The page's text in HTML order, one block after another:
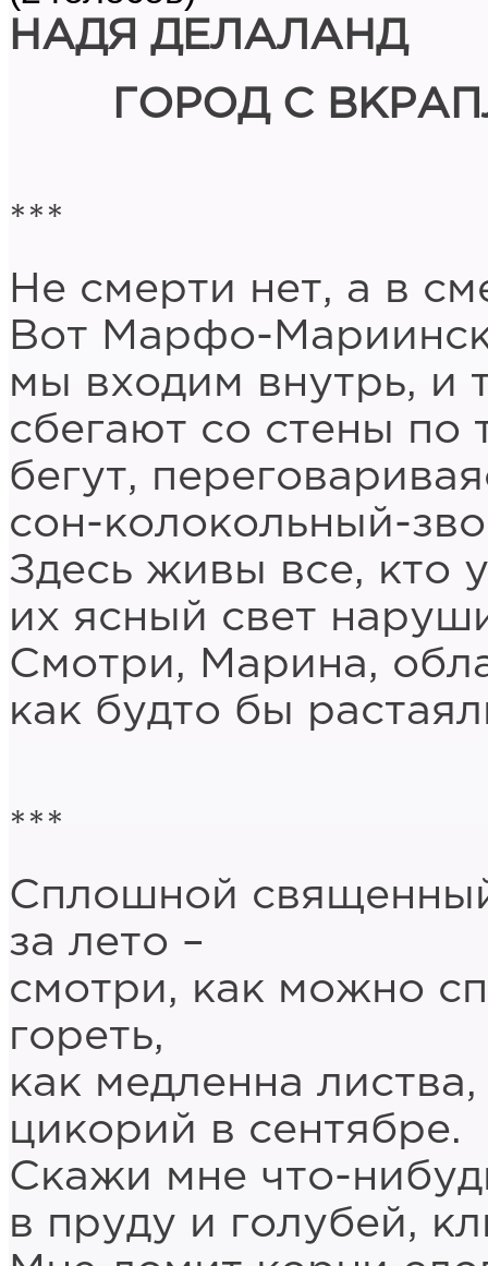
НАДЯ ДЕЛАЛАНД
ГОРОД С
***
Не смерти нет, а в
Вот Марфо-
мы входим внутрь, и
сбегают со стены по
бегут,
сон-колокольный-
Здесь живы все, кто
их ясный свет
Смотри, Марина,
как будто бы
***
Сплошной
за лето –
смотри, как можно
гореть,
как медленна
цикорий в сентябре.
Скажи мне что-
в пруду и голубей,